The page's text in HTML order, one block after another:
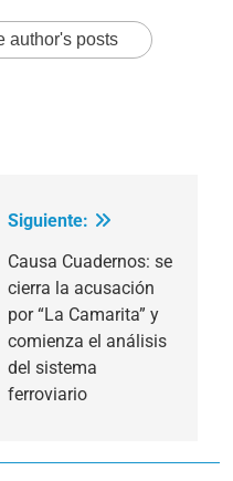
author's posts
Siguiente:
Causa Cuadernos: se
cierra la acusación
por “La Camarita” y
comienza el análisis
del sistema
ferroviario